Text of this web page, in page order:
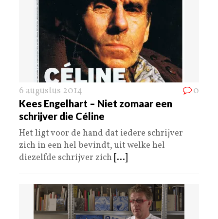
6 augustus 2014 0
Kees Engelhart – Niet zomaar een
schrijver die Céline
Het ligt voor de hand dat iedere schrijver
zich in een hel bevindt, uit welke hel
diezelfde schrijver zich [...]